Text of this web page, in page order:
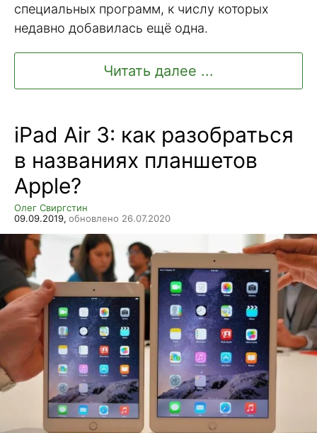
специальных программ, к числу которых
недавно добавилась ещё одна.
Читать далее ...
iPad Air 3: как разобраться
в названиях планшетов
Apple?
Олег Свиргстин
09.09.2019, обновлено 26.07.2020